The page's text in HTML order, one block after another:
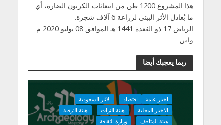
هذا المشروع 1200 طن من انبعاثات الكربون الضارة، أي
ما يُعادل الأثر البيئي لزراعة 6 آلاف شجرة.
الرياض 17 ذو القعدة 1441 هـ الموافق 08 يوليو 2020 م
واس
ربما يعجبك أيضا
اخبار عامة اقتصاد
الاثار السعودية
الاخبار المحلية
هيئة التراث
هيئة الترفية
هيئة المتاحف
وزارة الثقافة